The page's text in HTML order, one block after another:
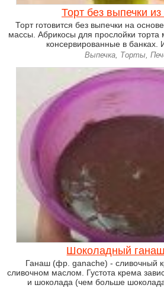
Торт без выпечки из
Торт готовится без выпечки на
массы. Абрикосы для прослойки торта
консервированные в банках.
Выпечка, Торты,
Шоколадный
Ганаш (фр. ganache) - сливочный
сливочном маслом. Густота крема
и шоколада (чем больше